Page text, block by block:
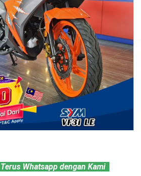
Whatsapp dengan Kami